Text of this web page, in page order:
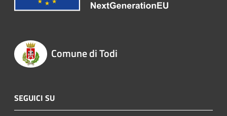
Comune di Todi
SEGUICI SU